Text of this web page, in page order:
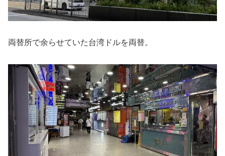
両替所で余らせていた台湾ドルを両替。